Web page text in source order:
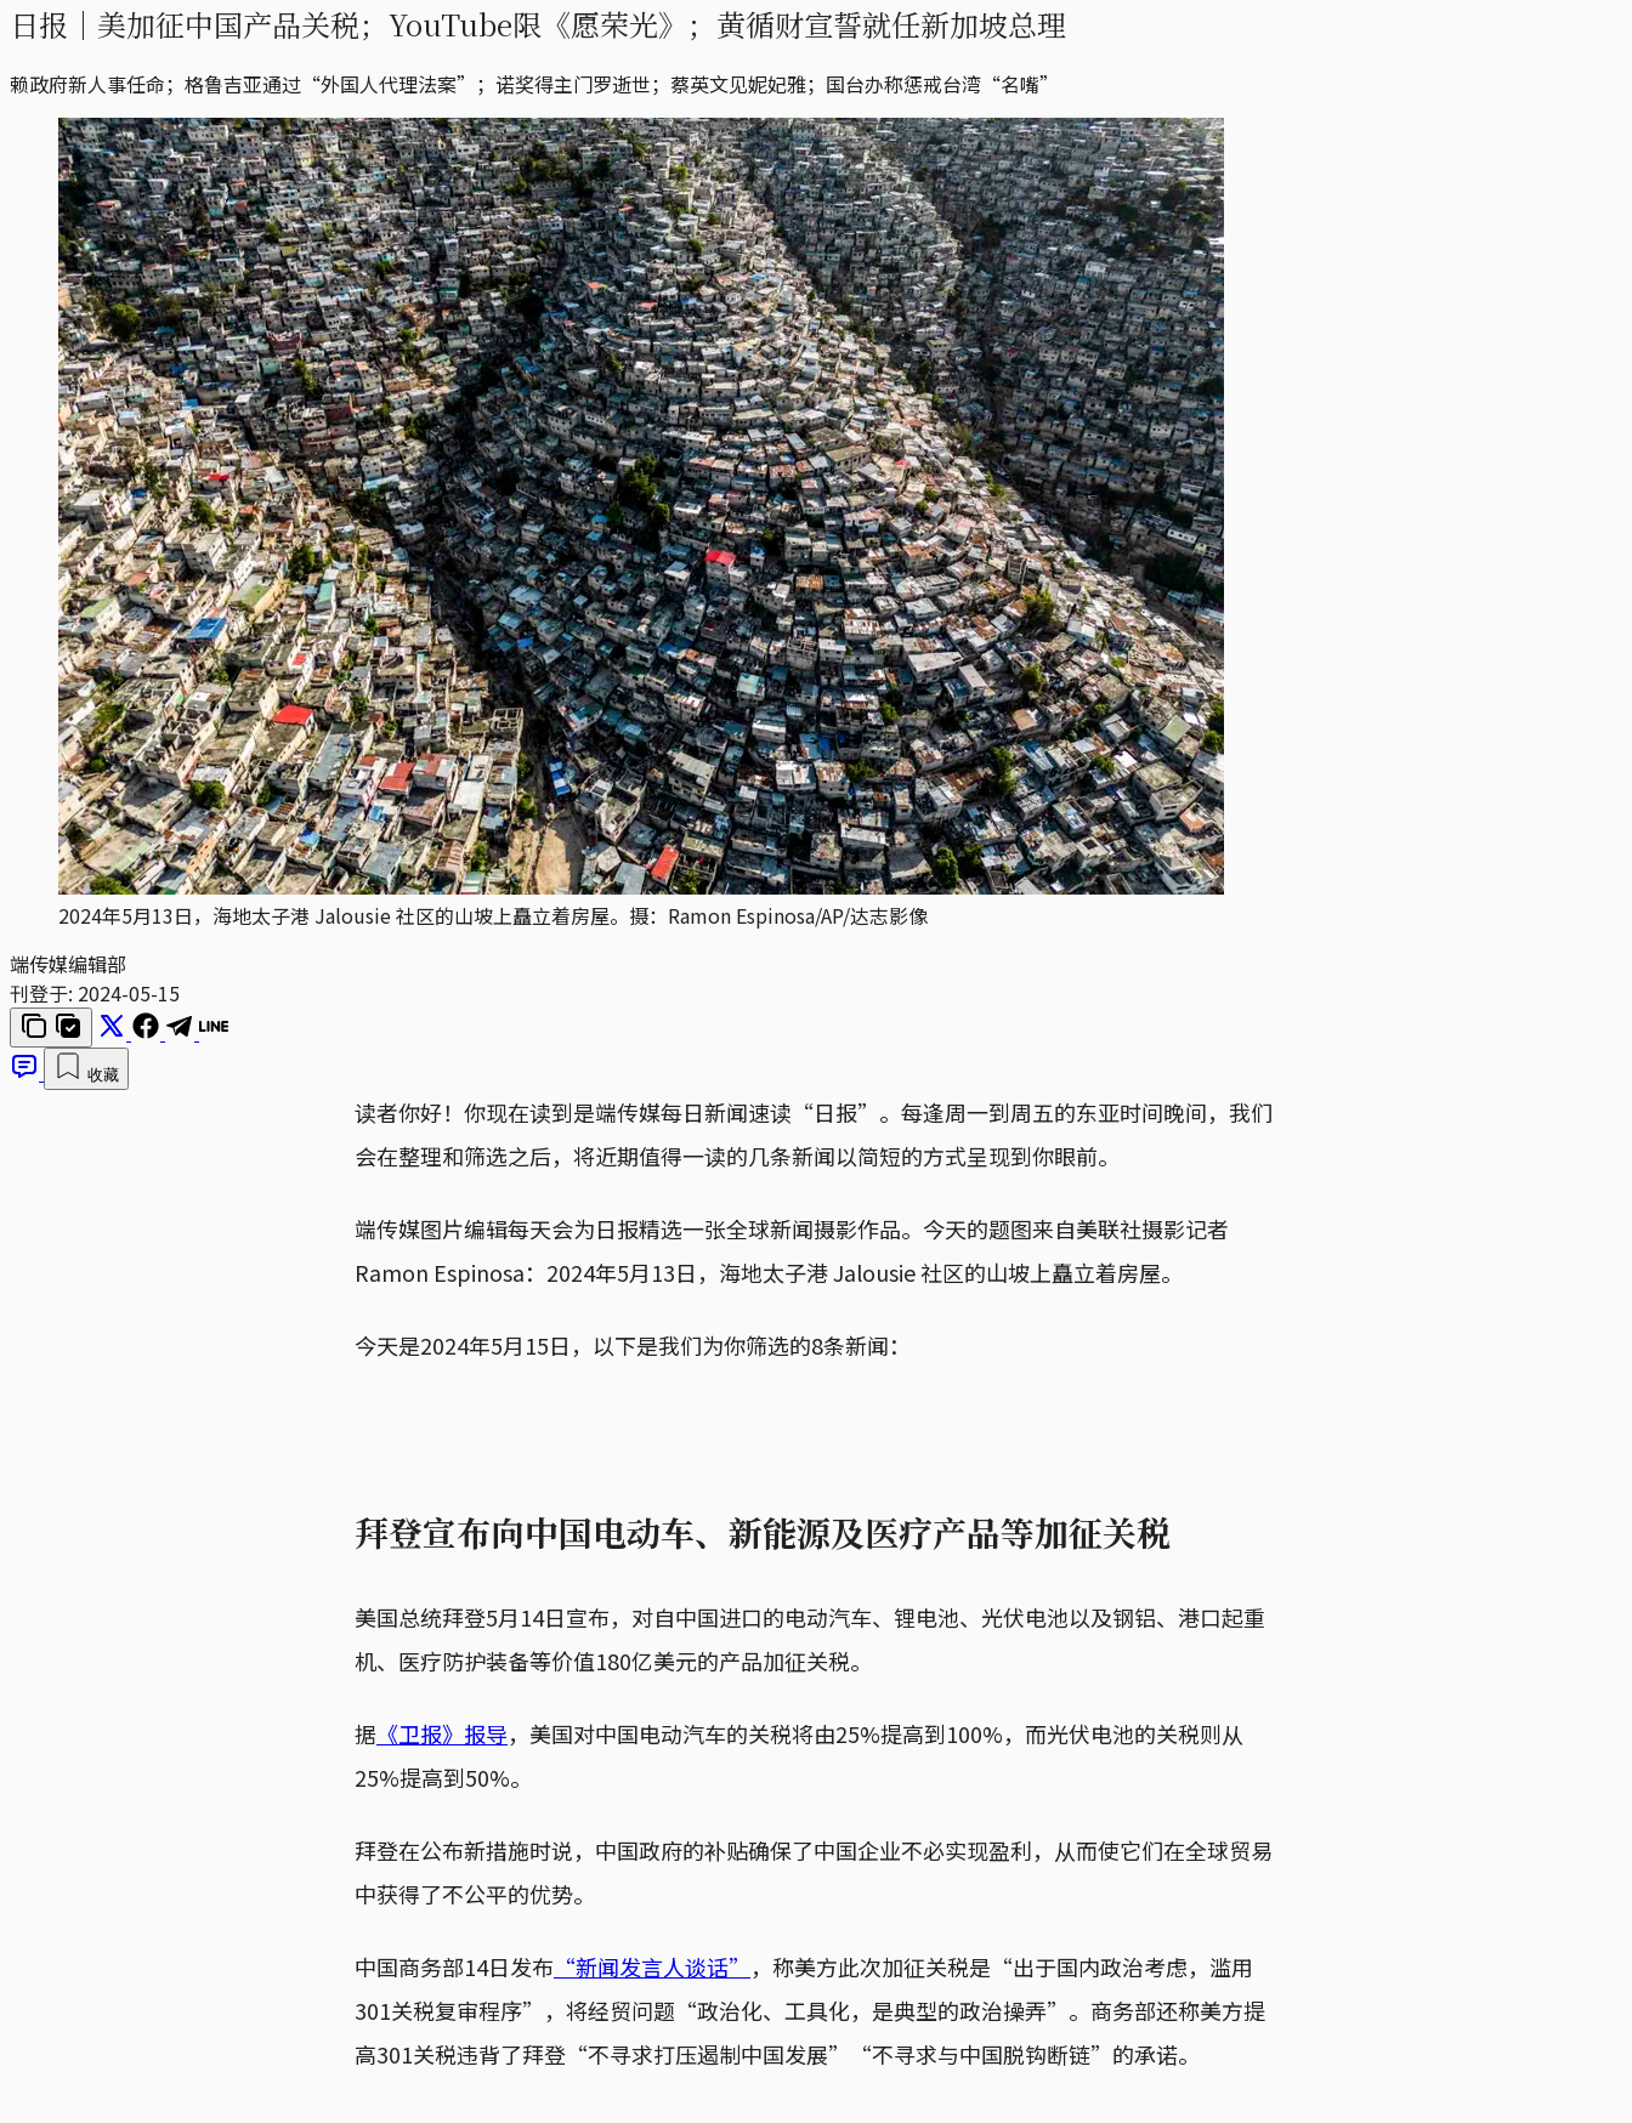
日报｜美加征中国产品关税；YouTube限《愿荣光》；黄循财宣誓就任新加坡总理
赖政府新人事任命；格鲁吉亚通过“外国人代理法案”；诺奖得主门罗逝世；蔡英文见妮妃雅；国台办称惩戒台湾“名嘴”
2024年5月13日，海地太子港 Jalousie 社区的山坡上矗立着房屋。摄：Ramon Espinosa/AP/达志影像
端传媒编辑部
刊登于: 2024-05-15
收藏
读者你好！你现在读到是端传媒每日新闻速读“日报”。每逢周一到周五的东亚时间晚间，我们
会在整理和筛选之后，将近期值得一读的几条新闻以简短的方式呈现到你眼前。
端传媒图片编辑每天会为日报精选一张全球新闻摄影作品。今天的题图来自美联社摄影记者
Ramon Espinosa：2024年5月13日，海地太子港 Jalousie 社区的山坡上矗立着房屋。
今天是2024年5月15日，以下是我们为你筛选的8条新闻：
拜登宣布向中国电动车、新能源及医疗产品等加征关税
美国总统拜登5月14日宣布，对自中国进口的电动汽车、锂电池、光伏电池以及钢铝、港口起重
机、医疗防护装备等价值180亿美元的产品加征关税。
据 《卫报》报导，美国对中国电动汽车的关税将由25%提高到100%，而光伏电池的关税则从
25%提高到50%。
拜登在公布新措施时说，中国政府的补贴确保了中国企业不必实现盈利，从而使它们在全球贸易
中获得了不公平的优势。
中国商务部14日发布 “新闻发言人谈话” ，称美方此次加征关税是“出于国内政治考虑，滥用
301关税复审程序”，将经贸问题“政治化、工具化，是典型的政治操弄”。商务部还称美方提
高301关税违背了拜登“不寻求打压遏制中国发展”“不寻求与中国脱钩断链”的承诺。